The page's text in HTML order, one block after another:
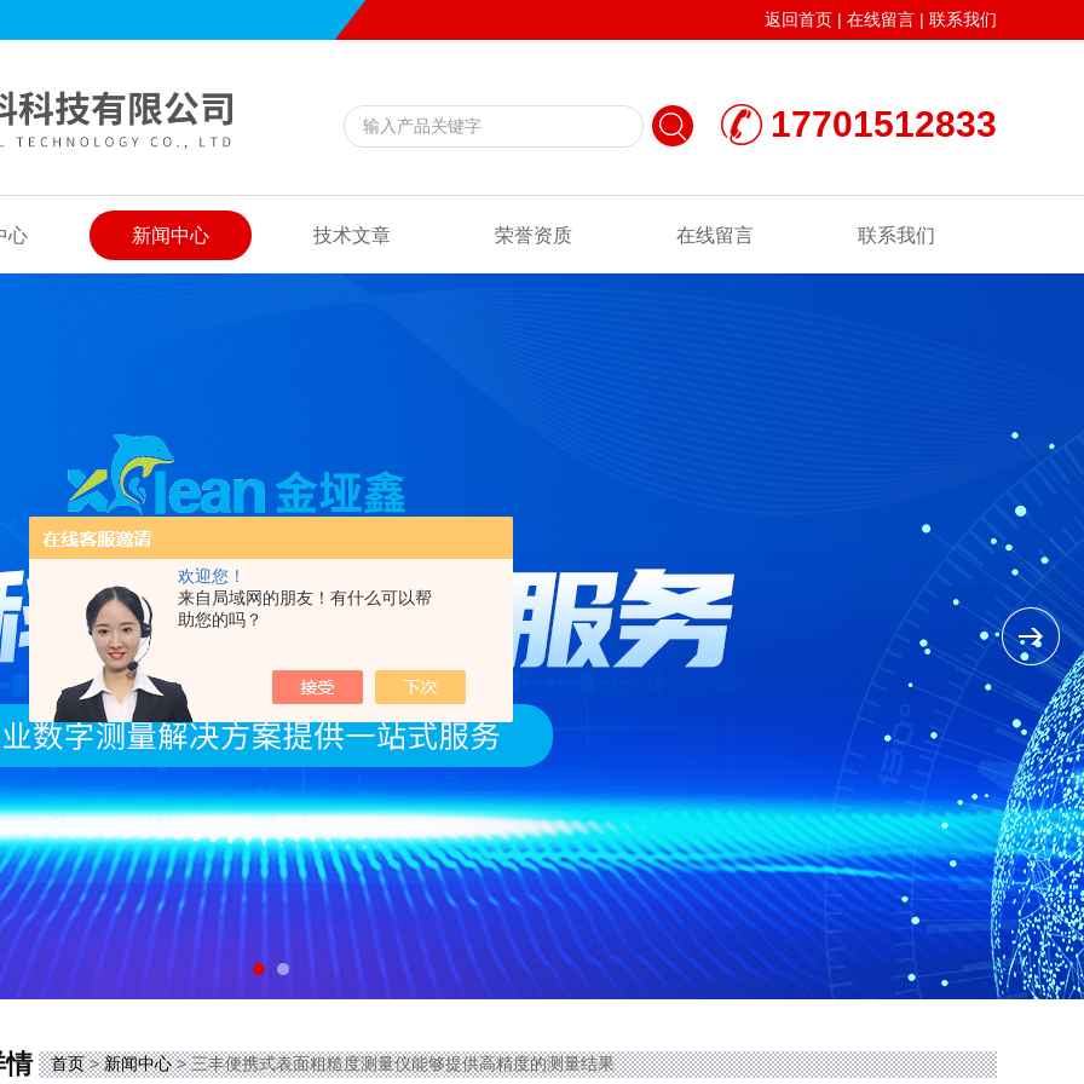
欢迎您！
来自局域网的朋友！有什么可以帮
助您的吗？
返回首页 | 在线留言 | 联系我们
17701512833
心 新闻中心 技术文章 荣誉资质 在线留言 联系我们
情 首页>新闻中心> 三丰便携式表面粗糙度测量仪能够提供高精度的测量结果